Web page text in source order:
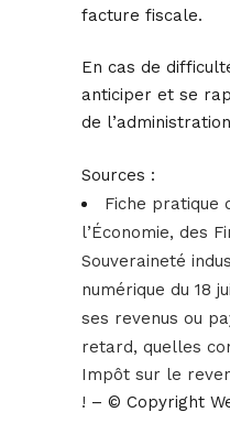
facture fiscale.
En cas de
anticiper et se
de
Sources :
Fiche pratique
l’Économie, des
Souveraineté
numérique du 18
ses revenus ou
retard, quelles
Impôt sur le
! – © Copyright